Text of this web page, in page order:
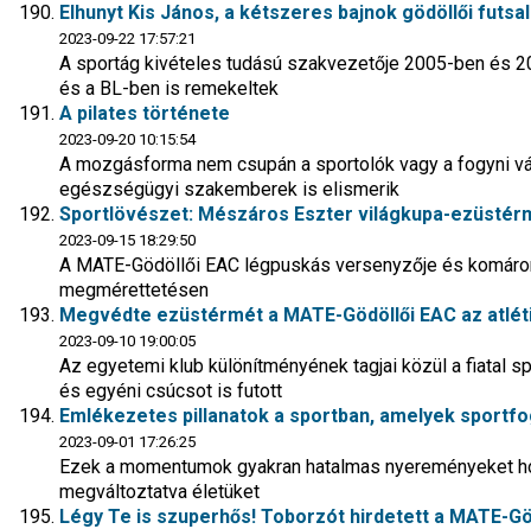
Elhunyt Kis János, a kétszeres bajnok gödöllői
2023-09-22 17:57:21
A sportág kivételes tudású szakvezetője 2005-ben és
és a BL-ben is remekeltek
A pilates története
2023-09-20 10:15:54
A mozgásforma nem csupán a sportolók vagy a fogyni
egészségügyi szakemberek is elismerik
Sportlövészet: Mészáros Eszter világkupa-
2023-09-15 18:29:50
A MATE-Gödöllői EAC légpuskás versenyzője és
megmérettetésen
Megvédte ezüstérmét a MATE-Gödöllői EAC az
2023-09-10 19:00:05
Az egyetemi klub különítményének tagjai közül a fiatal
és egyéni csúcsot is futott
Emlékezetes pillanatok a sportban, amelyek
2023-09-01 17:26:25
Ezek a momentumok gyakran hatalmas nyereményeket
megváltoztatva életüket
Légy Te is szuperhős! Toborzót hirdetett a MATE-